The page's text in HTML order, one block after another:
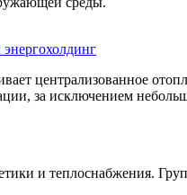
централизованное
за исключением
и теплоснабжения.